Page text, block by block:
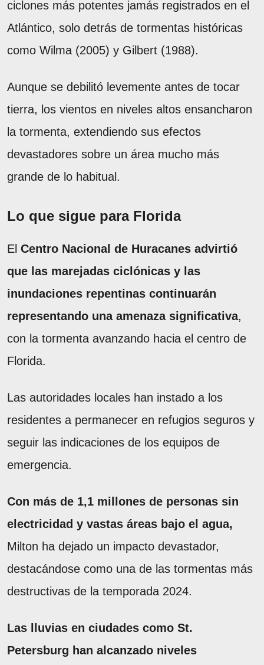
ciclones más potentes jamás registrados en el
Atlántico, solo detrás de tormentas históricas
como Wilma (2005) y Gilbert (1988).
Aunque se debilitó levemente antes de tocar
tierra, los vientos en niveles altos ensancharon
la tormenta, extendiendo sus efectos
devastadores sobre un área mucho más
grande de lo habitual.
Lo que sigue para Florida
El Centro Nacional de Huracanes advirtió
que las marejadas ciclónicas y las
inundaciones repentinas continuarán
representando una amenaza significativa,
con la tormenta avanzando hacia el centro de
Florida.
Las autoridades locales han instado a los
residentes a permanecer en refugios seguros y
seguir las indicaciones de los equipos de
emergencia.
Con más de 1,1 millones de personas sin
electricidad y vastas áreas bajo el agua,
Milton ha dejado un impacto devastador,
destacándose como una de las tormentas más
destructivas de la temporada 2024.
Las lluvias en ciudades como St.
Petersburg han alcanzado niveles